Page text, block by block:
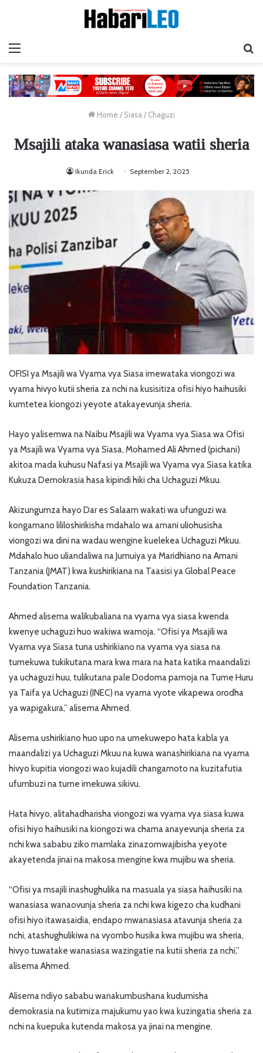
Home / Siasa/ Chaguzi
Msajili ataka wanasiasa watii sheria
Ikunda Erick September 2, 2025
OFISI ya Msajili wa Vyama vya Siasa imewataka viongozi wa
vyama hivyo kutii sheria za nchi na kusisitiza ofisi hiyo haihusiki
kumtetea kiongozi yeyote atakayevunja sheria.
Hayo yalisemwa na Naibu Msajili wa Vyama vya Siasa wa Ofisi
ya Msajili wa Vyama vya Siasa, Mohamed Ali Ahmed (pichani)
akitoa mada kuhusu Nafasi ya Msajili wa Vyama vya Siasa katika
Kukuza Demokrasia hasa kipindi hiki cha Uchaguzi Mkuu.
Akizungumza hayo Dar es Salaam wakati wa ufunguzi wa
kongamano lililoshirikisha mdahalo wa amani uliohusisha
viongozi wa dini na wadau wengine kuelekea Uchaguzi Mkuu.
Mdahalo huo uliandaliwa na Jumuiya ya Maridhiano na Amani
Tanzania (JMAT) kwa kushirikiana na Taasisi ya Global Peace
Foundation Tanzania.
Ahmed alisema walikubaliana na vyama vya siasa kwenda
kwenye uchaguzi huo wakiwa wamoja. “Ofisi ya Msajili wa
Vyama vya Siasa tuna ushirikiano na vyama vya siasa na
tumekuwa tukikutana mara kwa mara na hata katika maandalizi
ya uchaguzi huu, tulikutana pale Dodoma pamoja na Tume Huru
ya Taifa ya Uchaguzi (INEC) na vyama vyote vikapewa orodha
ya wapigakura,” alisema Ahmed.
Alisema ushirikiano huo upo na umekuwepo hata kabla ya
maandalizi ya Uchaguzi Mkuu na kuwa wanashirikiana na vyama
hivyo kupitia viongozi wao kujadili changamoto na kuzitafutia
ufumbuzi na tume imekuwa sikivu.
Hata hivyo, alitahadharisha viongozi wa vyama vya siasa kuwa
ofisi hiyo haihusiki na kiongozi wa chama anayevunja sheria za
nchi kwa sababu ziko mamlaka zinazomwajibisha yeyote
akayetenda jinai na makosa mengine kwa mujibu wa sheria.
“Ofisi ya msajili inashughulika na masuala ya siasa haihusiki na
wanasiasa wanaovunja sheria za nchi kwa kigezo cha kudhani
ofisi hiyo itawasaidia, endapo mwanasiasa atavunja sheria za
nchi, atashughulikiwa na vyombo husika kwa mujibu wa sheria,
hivyo tuwatake wanasiasa wazingatie na kutii sheria za nchi,”
alisema Ahmed.
Alisema ndiyo sababu wanakumbushana kudumisha
demokrasia na kutimiza majukumu yao kwa kuzingatia sheria za
nchi na kuepuka kutenda makosa ya jinai na mengine.